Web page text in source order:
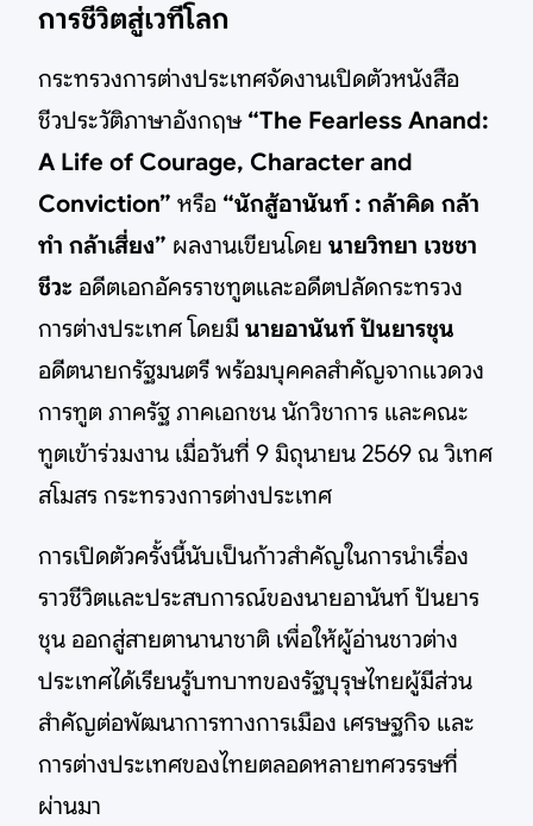
การชีวิตสู่เวทีโลก
กระทรวงการต่างประเทศจัดงานเปิดตัวหนังสือ
ชีวประวัติภาษาอังกฤษ “The Fearless Anand:
A Life of Courage, Character and
Conviction” หรือ “นักสู้อานันท์ : กล้าคิด กล้า
ทำ กล้าเสี่ยง” ผลงานเขียนโดย นายวิทยา เวชชา
ชีวะ อดีตเอกอัครราชทูตและอดีตปลัดกระทรวง
การต่างประเทศ โดยมี นายอานันท์ ปันยารชุน
อดีตนายกรัฐมนตรี พร้อมบุคคลสำคัญจากแวดวง
การทูต ภาครัฐ ภาคเอกชน นักวิชาการ และคณะ
ทูตเข้าร่วมงาน เมื่อวันที่ 9 มิถุนายน 2569 ณ วิเทศ
สโมสร กระทรวงการต่างประเทศ
การเปิดตัวครั้งนี้นับเป็นก้าวสำคัญในการนำเรื่อง
ราวชีวิตและประสบการณ์ของนายอานันท์ ปันยาร
ชุน ออกสู่สายตานานาชาติ เพื่อให้ผู้อ่านชาวต่าง
ประเทศได้เรียนรู้บทบาทของรัฐบุรุษไทยผู้มีส่วน
สำคัญต่อพัฒนาการทางการเมือง เศรษฐกิจ และ
การต่างประเทศของไทยตลอดหลายทศวรรษที่
ผ่านมา